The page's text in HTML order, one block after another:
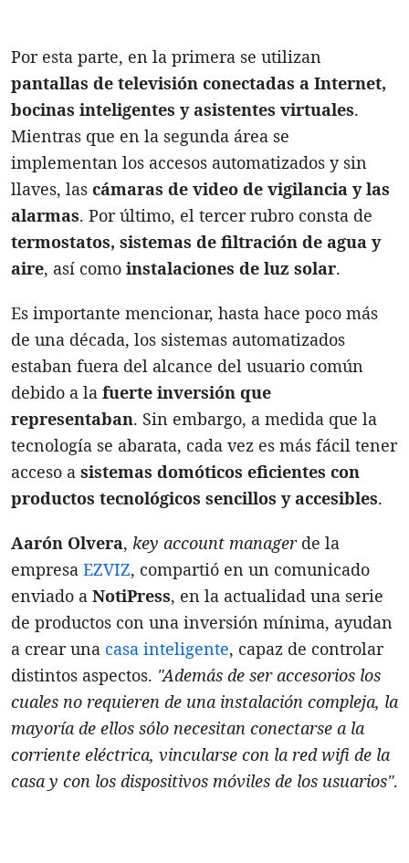
Por esta parte, en la primera se utilizan
pantallas de televisión conectadas a Internet,
bocinas inteligentes y asistentes virtuales.
Mientras que en la segunda área se
implementan los accesos automatizados y sin
llaves, las cámaras de video de vigilancia y las
alarmas. Por último, el tercer rubro consta de
termostatos, sistemas de filtración de agua y
aire, así como instalaciones de luz solar.
Es importante mencionar, hasta hace poco más
de una década, los sistemas automatizados
estaban fuera del alcance del usuario común
debido a la fuerte inversión que
representaban. Sin embargo, a medida que la
tecnología se abarata, cada vez es más fácil tener
acceso a sistemas domóticos eficientes con
productos tecnológicos sencillos y accesibles.
Aarón Olvera, key account managerde la
empresa EZVIZ, compartió en un comunicado
enviado a NotiPress, en la actualidad una serie
de productos con una inversión mínima, ayudan
a crear una casa inteligente, capaz de controlar
distintos aspectos. "Además de ser accesorios los
cuales no requieren de una instalación compleja, la
mayoría de ellos sólo necesitan conectarse a la
corriente eléctrica, vincularse con la red wifi de la
casa y con los dispositivos móviles de los usuarios".